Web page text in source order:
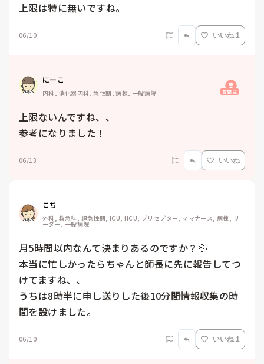
上限は特に無いですね。
06/10 いいね 1
にーこ
内科, 消化器内科, 急性期, 病棟, 一般病院 質問主
上限ないんですね、、
参考になりました！
06/13 いいね
こち
外科, 救急科, 超急性期, ICU, HCU, プリセプター, ママナース, 病棟, リ
ーダー, 一般病院
月5時間以内なんて決まりあるのですか？💦
本当に忙しかったらちゃんと師長に先に報告してつ
けてますね、、
うちは8時半に申し送りした後10分間情報収集の時
06/10 いいね 1